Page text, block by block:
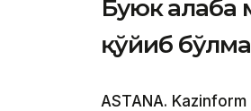
Буюк
қўйиб
ASTANA.